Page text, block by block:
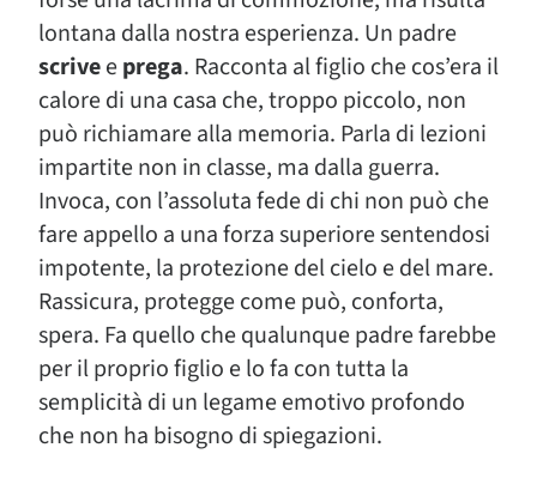
lontana dalla nostra esperienza. Un padre
scriveeprega. Racconta al figlio che cos’era il
calore di una casa che, troppo piccolo, non
può richiamare alla memoria. Parla di lezioni
impartite non in classe, ma dalla guerra.
Invoca, con l’assoluta fede di chi non può che
fare appello a una forza superiore sentendosi
impotente, la protezione del cielo e del mare.
Rassicura, protegge come può, conforta,
spera. Fa quello che qualunque padre farebbe
per il proprio figlio e lo fa con tutta la
semplicità di un legame emotivo profondo
che non ha bisogno di spiegazioni.